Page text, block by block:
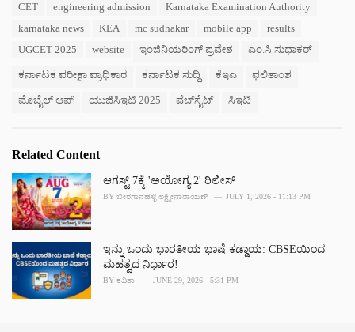
CET engineering admission
Karnataka Examination Authority
karnataka news
KEA mc sudhakar mobile app
results
UGCET 2025
website ಇಂಜಿನಿಯರಿಂಗ್ ಪ್ರವೇಶ ಎಂ.ಸಿ ಸುಧಾಕರ್
ಕರ್ನಾಟಕ ಪರೀಕ್ಷಾ ಪ್ರಾಧಿಕಾರ ಕರ್ನಾಟಕ ಸುದ್ದಿ ಕೆಇಎ ಫಲಿತಾಂಶ
ಮೊಬೈಲ್ ಆಪ್ ಯುಜಿಸಿಇಟಿ 2025 ವೆಬ್‌ಸೈಟ್ ಸಿಇಟಿ
Related Content
ಆಗಸ್ಟ್ 7ಕ್ಕೆ 'ಅಯೋಗ್ಯ 2' ರಿಲೀಸ್
BY ಬೀರಗಾನಹಳ್ಳಿ ಲಕ್ಷ್ಮೀನಾರಾಯಣ್ JULY 1, 2026 - 11:13 PM
ಇನ್ನು ಒಂದು ಭಾರತೀಯ ಭಾಷೆ ಕಡ್ಡಾಯ: CBSEಯಿಂದ
ಮಹತ್ವದ ನಿರ್ಧಾರ!
BY ಕವಿತಾ JUNE 29, 2026 - 5:31 PM